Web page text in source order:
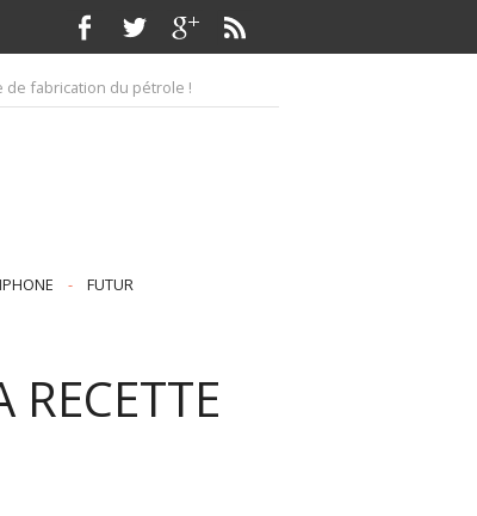
de fabrication du pétrole !
IPHONE - FUTUR
RECETTE